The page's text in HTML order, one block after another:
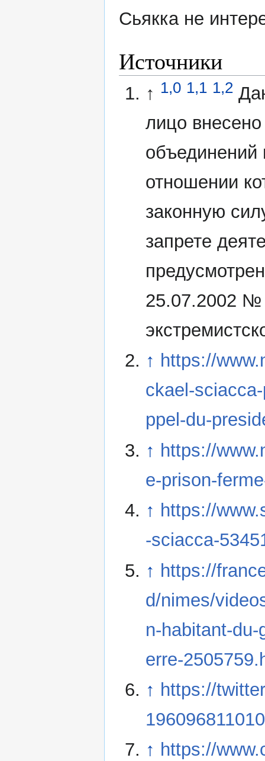
Сьякка не
Источники
↑ 1,0 1,1 1,2
лицо
объединений
отношении
законную
запрете
25.07.2002 №
↑ https://
ckael-
ppel-du-
↑ https://
e-prison-
↑ https://
-sciacca-
↑ https://
d/nimes/
n-habitant-
erre-
↑ https://
196096811010
↑ https://